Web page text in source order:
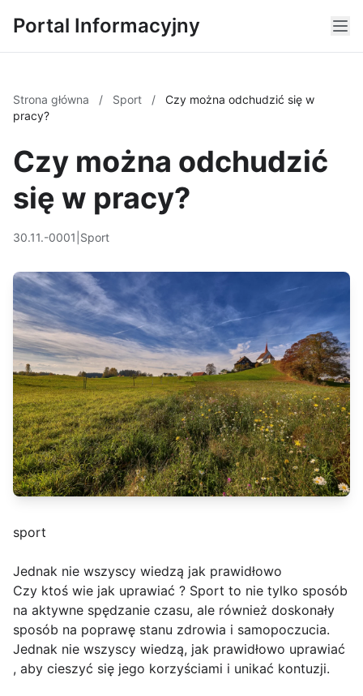
Portal Informacyjny
Strona główna / Sport /
Czy można odchudzić się w
pracy?
Czy można odchudzić
się w pracy?
30.11.-0001 Sport
sport
Jednak nie wszyscy wiedzą jak prawidłowo
Czy ktoś wie jak uprawiać ? Sport to nie tylko sposób
na aktywne spędzanie czasu, ale również doskonały
sposób na poprawę stanu zdrowia i samopoczucia.
Jednak nie wszyscy wiedzą, jak prawidłowo uprawiać
, aby cieszyć się jego korzyściami i unikać kontuzji.